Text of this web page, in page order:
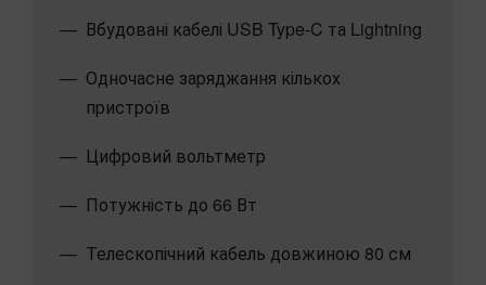
Вбудовані кабелі USB Type-C та Lightning
Одночасне заряджання кількох
пристроїв
Цифровий вольтметр
Потужність до 66 Вт
Телескопічний кабель довжиною 80 см